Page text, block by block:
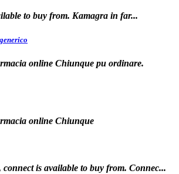
to buy from. Kamagra in far...
online Chiunque pu ordinare.
online Chiunque
connect is available to buy from. Connec...